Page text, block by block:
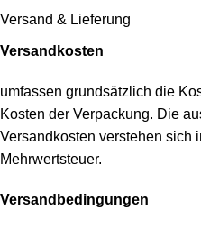
Versand & Lieferung
Versandkosten
umfassen grundsätzlich die
Kosten der Verpackung. Die
Versandkosten verstehen sich
Mehrwertsteuer.
Versandbedingungen